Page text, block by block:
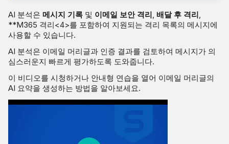
AI 분석은 메시지 기록 및 이메일 보안 격리, 배달 후 격리,
**M365 격리<4>를 포함하여 지원되는 격리 목록의 메시지에
사용할 수 있습니다.
AI 분석은 이메일 머리글과 인증 결과를 검토하여 메시지가 의
심스러운지 빠르게 평가하도록 도와줍니다.
이 비디오를 시청하거나 안내형 연습을 열어 이메일 머리글의
AI 요약을 생성하는 방법을 알아보세요.